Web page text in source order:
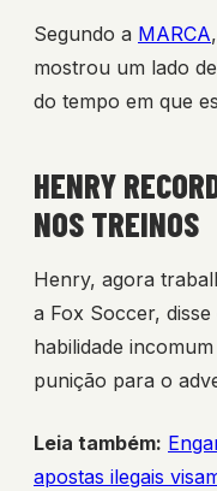
Segundo a MARCA
mostrou um lado
do tempo em que
HENRY
NOS TREINOS
Henry, agora
a Fox Soccer,
habilidade
punição para o
Leia também:
apostas ilegais